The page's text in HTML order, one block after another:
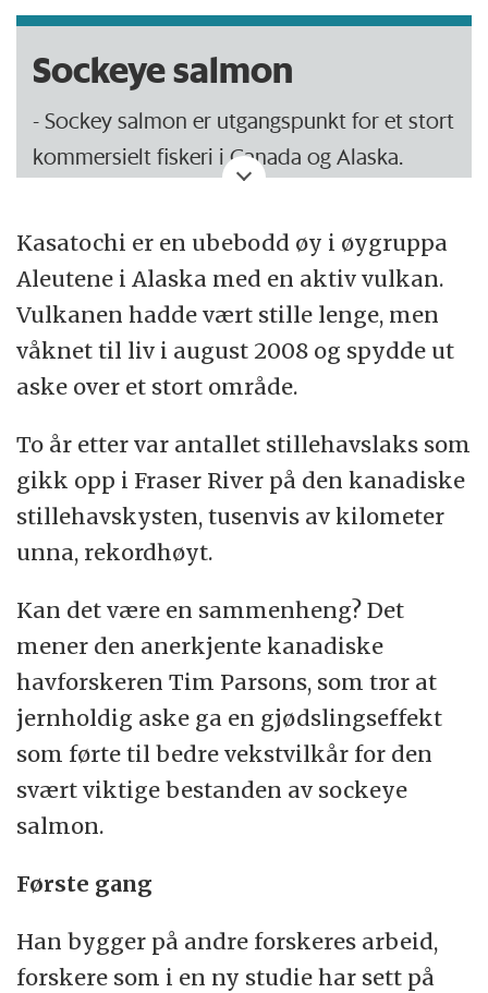
- Forskerne bak studien av Kasatochi-
utbruddet har prøvd å anslå hvor mye
av den økte planktonveksten.
prosent av det havet normalt tar opp av
CO2 på ett år.
- Det kan bety at storskala forsøk med hav-
gjødsling ikke er en god ide likevel dersom
målet er å fange CO2.
Sockeye salmon
- Sockey salmon er utgangspunkt for et stort
kommersielt fiskeri i Canada og Alaska.
urfolk i regionen.
- Sockeye er en nær slektning av norsk
regnbueørret (som er importert fra
Stillehavet) og en fjernere slektning av den
- Den kanadiske regjeringen har nedsatt en
egen kommisjonen,Cohen-kommisjonen,
for å vurdere forvaltningen av sockeye i
Kasatochi er en ubebodd øy i øygruppa
Aleutene i Alaska med en aktiv vulkan.
Vulkanen hadde vært stille lenge, men
våknet til liv i august 2008 og spydde ut
aske over et stort område.
To år etter var antallet stillehavslaks som
gikk opp i Fraser River på den kanadiske
stillehavskysten, tusenvis av kilometer
unna, rekordhøyt.
Kan det være en sammenheng? Det
mener den anerkjente kanadiske
havforskeren Tim Parsons, som tror at
jernholdig aske ga en gjødslingseffekt
som førte til bedre vekstvilkår for den
svært viktige bestanden av sockeye
salmon.
Første gang
Han bygger på andre forskeres arbeid,
forskere som i en ny studie har sett på